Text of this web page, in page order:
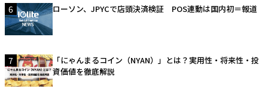
6 ローソン、JPYCで店頭決済検証 POS連動は国内初＝報道
7
「にゃんまるコイン（NYAN）」とは？実用性・将来性・投
資価値を徹底解説